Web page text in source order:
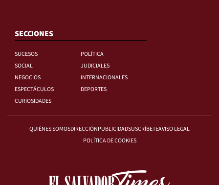
SECCIONES
SUCESOS
POLÍTICA
SOCIAL
JUDICIALES
NEGOCIOS
INTERNACIONALES
ESPECTÁCULOS
DEPORTES
CURIOSIDADES
QUIÉNES SOMOSDIRECCIÓNPUBLICIDADSUSCRÍBETEAVISO LEGAL
POLÍTICA DE COOKIES